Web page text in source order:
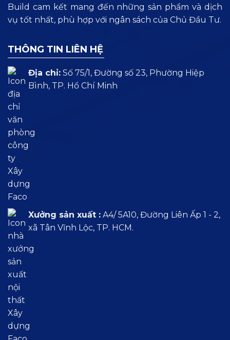
Build cam kết mang đến những sản phẩm và dịch
vụ tốt nhất, phù hợp với ngân sách của Chủ Đầu Tư.
THÔNG TIN LIÊN HỆ
Địa chỉ: Số 75/1, Đường số 23, Phường Hiệp
Bình, TP. Hồ Chí Minh
Xưởng sản xuất : A4/ 5A10, Đường Liên Ấp 1 - 2,
xã Tân Vĩnh Lộc, TP. HCM.